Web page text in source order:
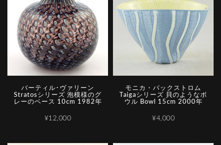
バーティル･ヴァリーン
Stratosシリーズ 泡模様のグ
レーのベース 10cm 1982年
¥12,000
モニカ・バックストロム
Taigaシリーズ 貝のようなボ
ウル Bowl 15cm 2000年
¥4,000